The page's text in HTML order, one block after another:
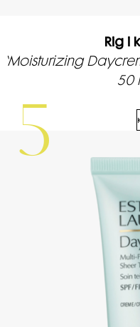
Rig i
‘Moisturizing
50
5